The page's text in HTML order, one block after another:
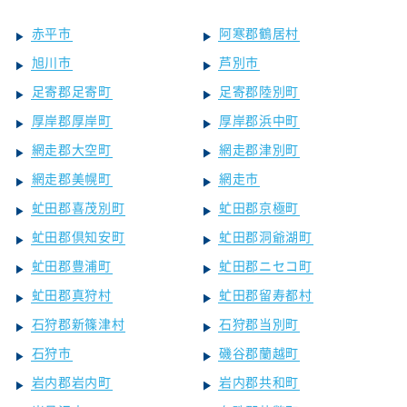
赤平市
阿寒郡鶴居村
旭川市
芦別市
足寄郡足寄町
足寄郡陸別町
厚岸郡厚岸町
厚岸郡浜中町
網走郡大空町
網走郡津別町
網走郡美幌町
網走市
虻田郡喜茂別町
虻田郡京極町
虻田郡倶知安町
虻田郡洞爺湖町
虻田郡豊浦町
虻田郡ニセコ町
虻田郡真狩村
虻田郡留寿都村
石狩郡新篠津村
石狩郡当別町
石狩市
磯谷郡蘭越町
岩内郡岩内町
岩内郡共和町